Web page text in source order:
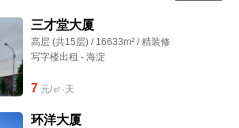
三才堂大厦
高层 (共15层) / 16633m² / 精装修
写字楼出租 - 海淀
7 元/㎡·天
环洋大厦